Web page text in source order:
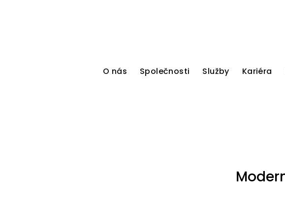
O nás Společnosti Služby Kariéra